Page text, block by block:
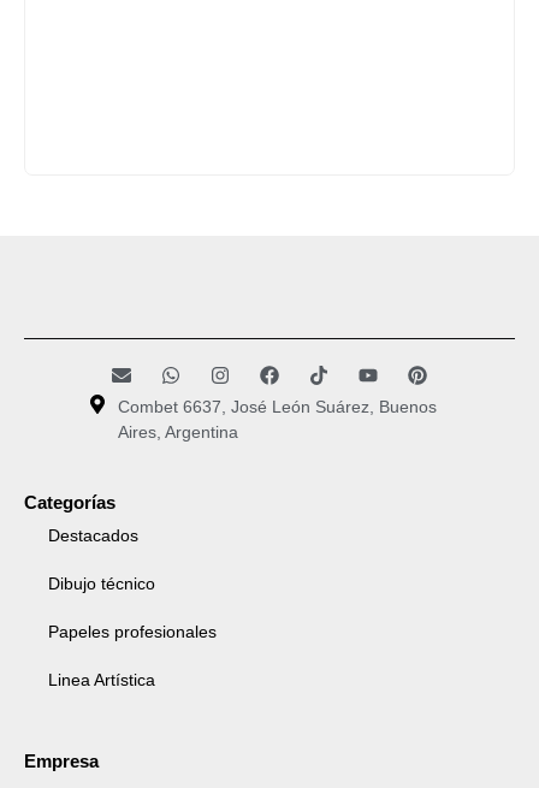
Combet 6637, José León Suárez, Buenos
Aires, Argentina
Categorías
Destacados
Dibujo técnico
Papeles profesionales
Linea Artística
Empresa